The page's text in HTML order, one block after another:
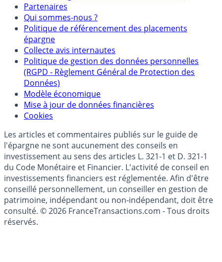
Mentions légales et Conditions d’utilisation
Partenaires
Qui sommes-nous ?
Politique de référencement des placements
épargne
Collecte avis internautes
Politique de gestion des données personnelles
(RGPD - Règlement Général de Protection des
Données)
Modèle économique
Cookies
Les articles et commentaires publiés sur le guide de
l'épargne ne sont aucunement des conseils en
investissement au sens des articles L. 321-1 et D. 321-1
du Code Monétaire et Financier. L'activité de conseil en
investissements financiers est réglementée. Afin d'être
conseillé personnellement, un conseiller en gestion de
patrimoine, indépendant ou non-indépendant, doit être